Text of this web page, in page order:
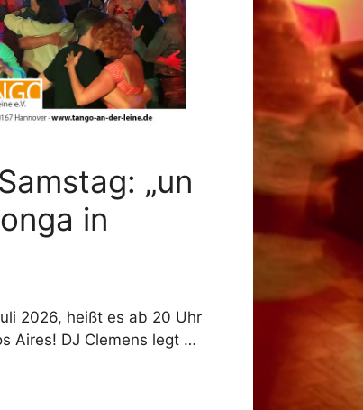
„un
in
2026, heißt es ab 20 Uhr
Aires! DJ Clemens legt …